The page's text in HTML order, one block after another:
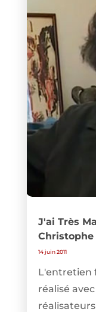
J'ai Très
Christophe
14 juin 2011
L'entretien
réalisé